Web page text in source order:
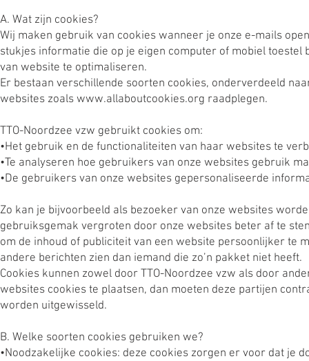
A. Wat zijn cookies?
Wij maken gebruik van cookies wanneer je onze e-mails
stukjes informatie die op je eigen computer of mobiel
van website te optimaliseren.
Er bestaan verschillende soorten cookies, onderverdeeld
websites zoals www.allaboutcookies.org raadplegen.
TTO-Noordzee vzw gebruikt cookies om:
•Het gebruik en de functionaliteiten van haar websites te
•Te analyseren hoe gebruikers van onze websites gebruik
•De gebruikers van onze websites gepersonaliseerde
Zo kan je bijvoorbeeld als bezoeker van onze websites
gebruiksgemak vergroten door onze websites beter af te
om de inhoud of publiciteit van een website persoonlijker te
andere berichten zien dan iemand die zo’n pakket niet heeft.
Cookies kunnen zowel door TTO-Noordzee vzw als door
websites cookies te plaatsen, dan moeten deze partijen
worden uitgewisseld.
B. Welke soorten cookies gebruiken we?
•Noodzakelijke cookies: deze cookies zorgen er voor dat je